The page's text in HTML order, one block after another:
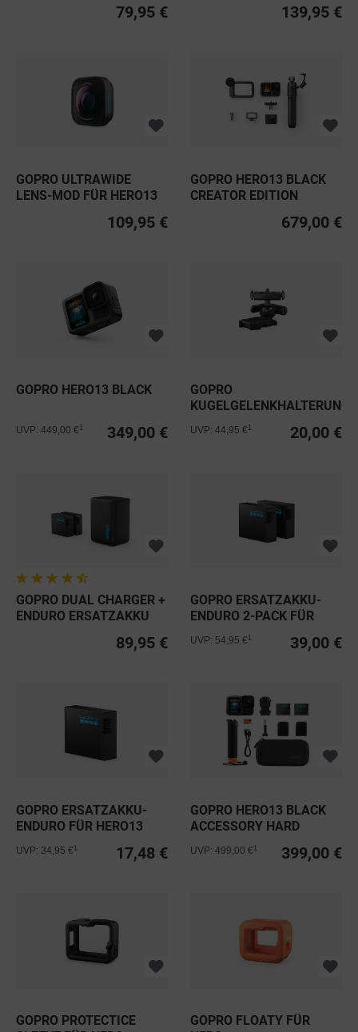
79,95 € 139,95 €
GOPRO ULTRAWIDE
LENS-MOD FÜR HERO13
109,95 €
GOPRO HERO13 BLACK
CREATOR EDITION
679,00 €
GOPRO HERO13 BLACK
349,00 €
UVP: 449,00 €
GOPRO
KUGELGELENKHALTERUNG
20,00 €
UVP: 44,95 €
GOPRO DUAL CHARGER +
ENDURO ERSATZAKKU
89,95 €
GOPRO ERSATZAKKU-
ENDURO 2-PACK FÜR
HERO13 BLACK
39,00 €
UVP: 54,95 €
GOPRO ERSATZAKKU-
ENDURO FÜR HERO13
17,48 €
UVP: 34,95 €
GOPRO HERO13 BLACK
ACCESSORY HARD
399,00 €
UVP: 499,00 €
GOPRO PROTECTICE
GOPRO FLOATY FÜR